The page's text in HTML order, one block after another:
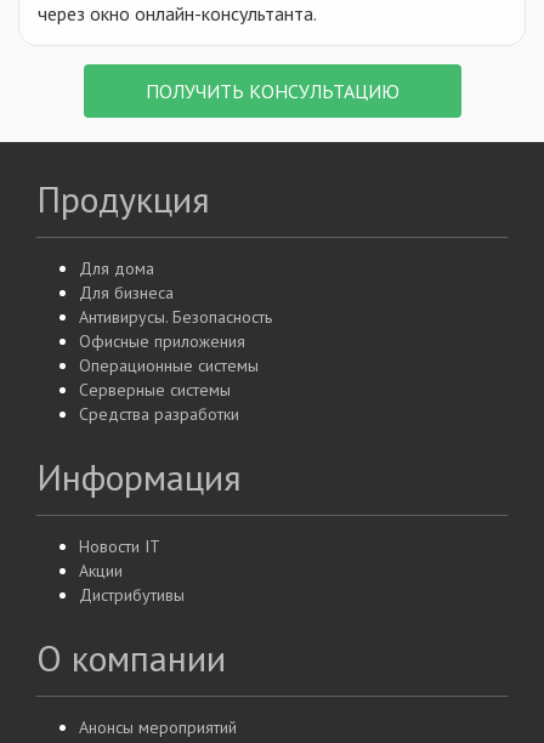
через окно онлайн-консультанта.
ПОЛУЧИТЬ КОНСУЛЬТАЦИЮ
Продукция
Для дома
Для бизнеса
Антивирусы. Безопасность
Офисные приложения
Операционные системы
Серверные системы
Средства разработки
Информация
Новости IT
Акции
Дистрибутивы
О компании
Анонсы мероприятий